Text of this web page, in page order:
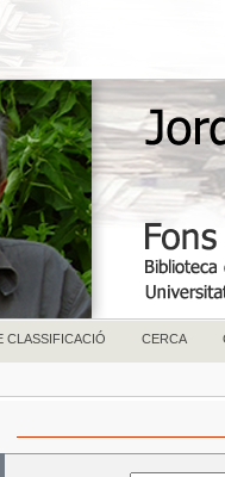
CLASSIFICACIÓ CERCA